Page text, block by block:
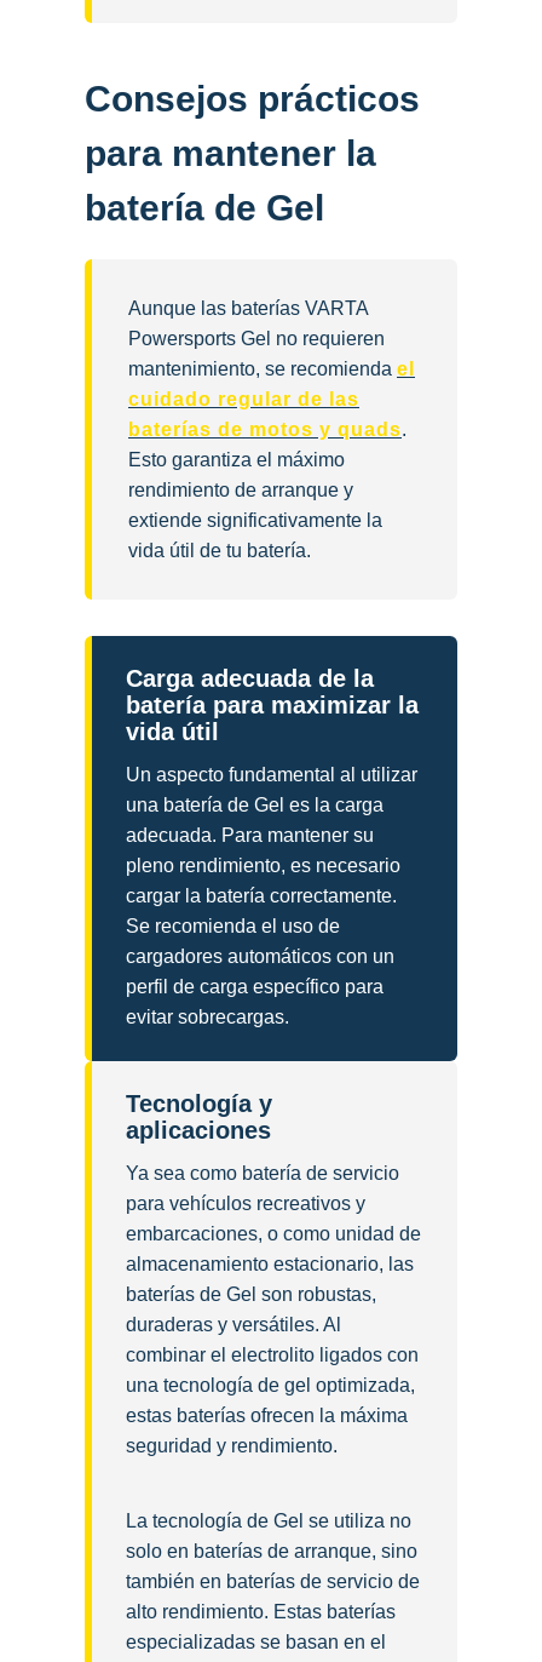
Consejos prácticos
para mantener la
batería de Gel
Aunque las baterías VARTA
Powersports Gel no requieren
mantenimiento, se recomienda el
cuidado regular de las
baterías de motos y quads.
Esto garantiza el máximo
rendimiento de arranque y
extiende significativamente la
vida útil de tu batería.
Carga adecuada de la
batería para maximizar la
vida útil
Un aspecto fundamental al utilizar
una batería de Gel es la carga
adecuada. Para mantener su
pleno rendimiento, es necesario
cargar la batería correctamente.
Se recomienda el uso de
cargadores automáticos con un
perfil de carga específico para
evitar sobrecargas.
Tecnología y
aplicaciones
Ya sea como batería de servicio
para vehículos recreativos y
embarcaciones, o como unidad de
almacenamiento estacionario, las
baterías de Gel son robustas,
duraderas y versátiles. Al
combinar el electrolito ligados con
una tecnología de gel optimizada,
estas baterías ofrecen la máxima
seguridad y rendimiento.
La tecnología de Gel se utiliza no
solo en baterías de arranque, sino
también en baterías de servicio de
alto rendimiento. Estas baterías
especializadas se basan en el